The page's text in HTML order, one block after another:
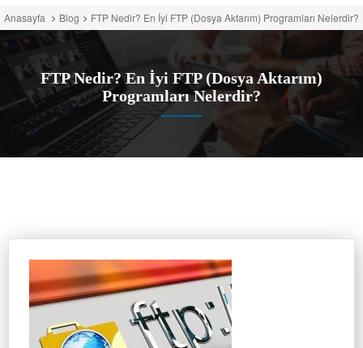
Anasayfa Blog FTP Nedir? En İyi FTP (Dosya Aktarım) Programları Nelerdir?
FTP Nedir? En İyi FTP (Dosya Aktarım)
Programları Nelerdir?